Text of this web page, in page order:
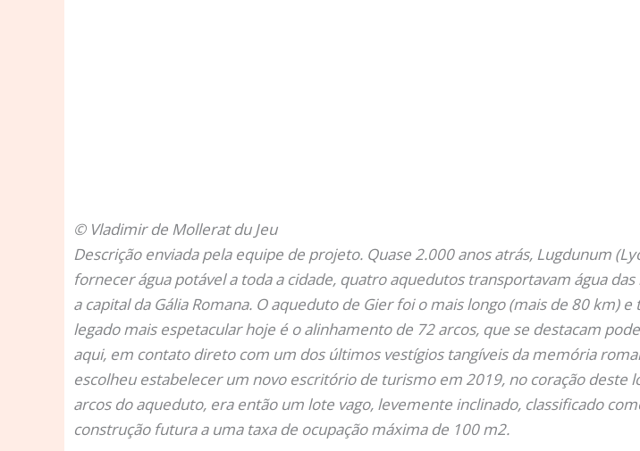
© Vladimir de Mollerat du Jeu
Descrição enviada pela equipe de projeto. Quase 2.000 anos atrás, Lugdunum
fornecer água potável a toda a cidade, quatro aquedutos transportavam água
a capital da Gália Romana. O aqueduto de Gier foi o mais longo (mais de 80 km)
legado mais espetacular hoje é o alinhamento de 72 arcos, que se destacam
aqui, em contato direto com um dos últimos vestígios tangíveis da memória
escolheu estabelecer um novo escritório de turismo em 2019, no coração
arcos do aqueduto, era então um lote vago, levemente inclinado, classificado
construção futura a uma taxa de ocupação máxima de 100 m2.